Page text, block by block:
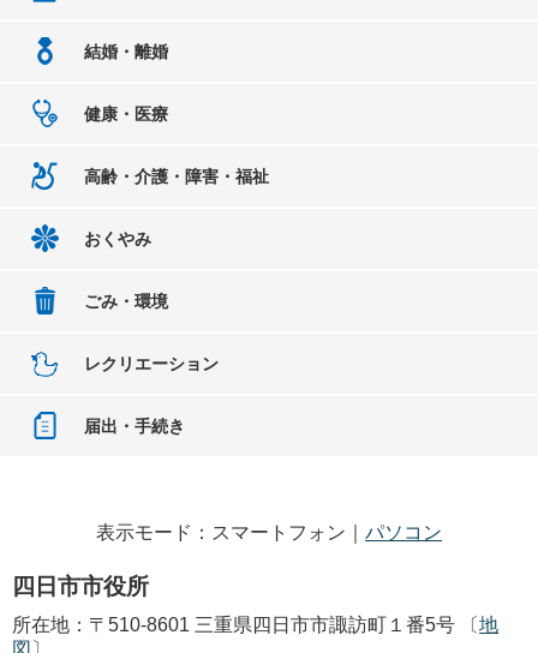
結婚・離婚
健康・医療
高齢・介護・障害・福祉
おくやみ
ごみ・環境
レクリエーション
届出・手続き
表示モード：スマートフォン｜ パソコン
四日市市役所
所在地：〒510-8601 三重県四日市市諏訪町１番5号 〔地
図 〕